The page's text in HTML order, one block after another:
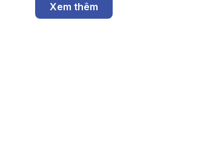
Xem thêm